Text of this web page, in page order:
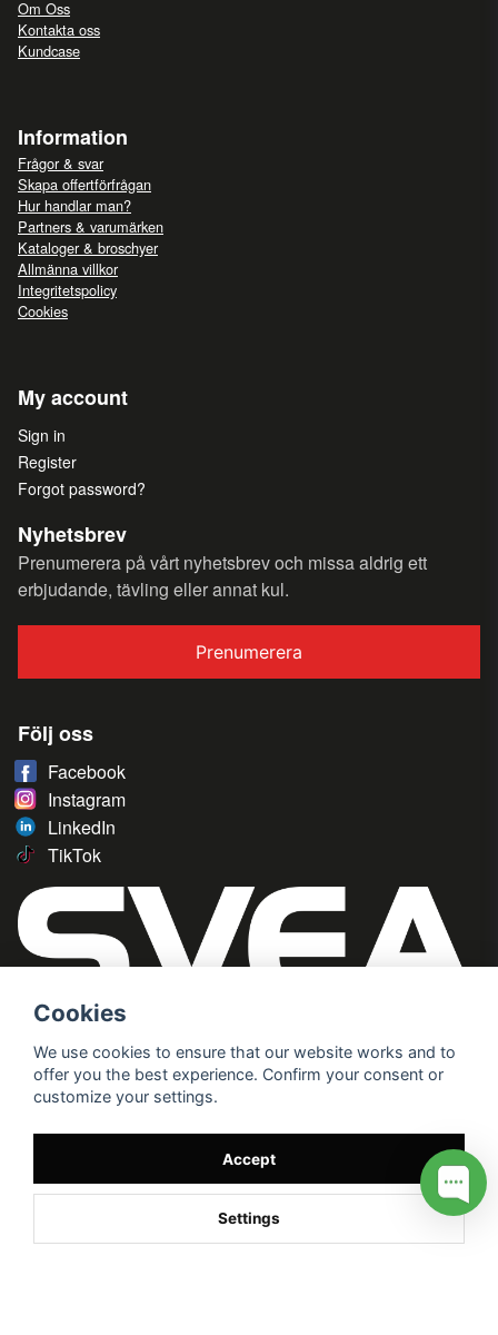
Om Oss
Kontakta oss
Kundcase
Information
Frågor & svar
Skapa offertförfrågan
Hur handlar man?
Partners & varumärken
Kataloger & broschyer
Allmänna villkor
Integritetspolicy
Cookies
My account
Sign in
Register
Forgot password?
Nyhetsbrev
Prenumerera på vårt nyhetsbrev och missa aldrig ett
erbjudande, tävling eller annat kul.
Prenumerera
Följ oss
Facebook
Instagram
LinkedIn
TikTok
Cookies
We use cookies to ensure that our website works and to
offer you the best experience. Confirm your consent or
customize your settings.
Accept
Settings